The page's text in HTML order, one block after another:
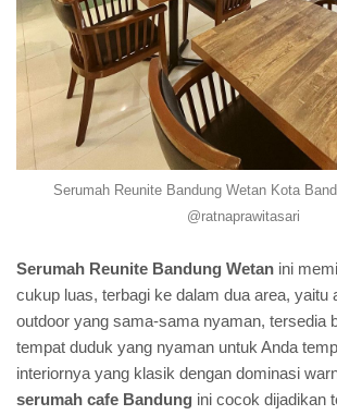
Serumah Reunite Bandung Wetan Kota
@ratnaprawitasari
Serumah Reunite Bandung Wetan ini
cukup luas, terbagi ke dalam dua area, yaitu
outdoor yang sama-sama nyaman, tersedia
tempat duduk yang nyaman untuk Anda
interiornya yang klasik dengan dominasi
serumah cafe Bandung ini cocok dijadikan